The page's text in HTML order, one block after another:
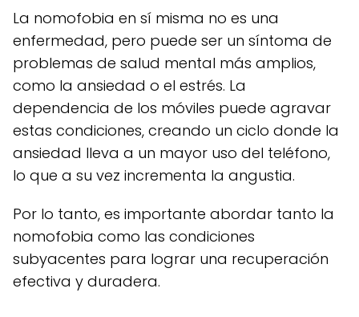
La nomofobia en sí misma no es una
enfermedad, pero puede ser un síntoma de
problemas de salud mental más amplios,
como la ansiedad o el estrés. La
dependencia de los móviles puede agravar
estas condiciones, creando un ciclo donde la
ansiedad lleva a un mayor uso del teléfono,
lo que a su vez incrementa la angustia.
Por lo tanto, es importante abordar tanto la
nomofobia como las condiciones
subyacentes para lograr una recuperación
efectiva y duradera.